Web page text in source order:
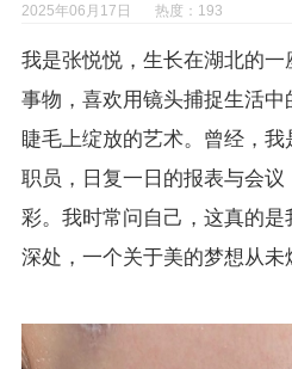
2025年06月17日
热度：193
我是张悦悦，生长在湖北的
事物，喜欢用镜头捕捉生活
睫毛上绽放的艺术。曾经，
职员，日复一日的报表与会
彩。我时常问自己，这真的
深处，一个关于美的梦想从未